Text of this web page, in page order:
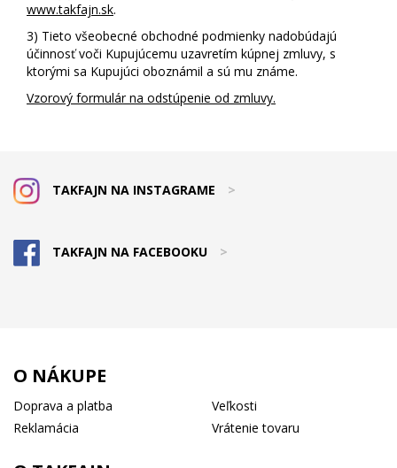
www.takfajn.sk.
3) Tieto všeobecné obchodné podmienky nadobúdajú
účinnosť voči Kupujúcemu uzavretím kúpnej zmluvy, s
ktorými sa Kupujúci oboznámil a sú mu známe.
Vzorový formulár na odstúpenie od zmluvy.
TAKFAJN NA INSTAGRAME >
TAKFAJN NA FACEBOOKU >
O NÁKUPE
Doprava a platba
Veľkosti
Reklamácia
Vrátenie tovaru